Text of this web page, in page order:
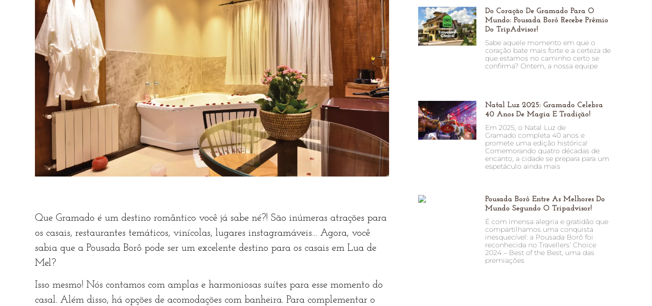
Que Gramado é um destino romântico você já sabe né?! São inúmeras atrações para
os casais, restaurantes temáticos, vinícolas, lugares instagramáveis… Agora, você
sabia que a Pousada Borô pode ser um excelente destino para os casais em Lua de
Mel?
Isso mesmo! Nós contamos com amplas e harmoniosas suítes para esse momento do
casal. Além disso, há opções de acomodações com banheira. Para complementar o
Do Coração De Gramado Para O
Mundo: Pousada Borô Recebe Prêmio
Do TripAdvisor!
Sabe aquele momento em que o
coração bate mais forte e a certeza de
que estamos no caminho certo se
confirma? Ontem, a nossa equipe
Natal Luz 2025: Gramado Celebra
40 Anos De Magia E Tradição!
Em 2025, o Natal Luz de
Gramado completa 40 anos e
promete uma edição histórica!
Comemorando quatro décadas de
encanto, a cidade se prepara para um
espetáculo ainda mais
Pousada Borô Entre As Melhores Do
Mundo Segundo O Tripadvisor!
É com imensa alegria e gratidão que
compartilhamos uma conquista
inesquecível: a Pousada Borô foi
reconhecida no Travellers’ Choice
2024 – Best of the Best, uma das
premiações